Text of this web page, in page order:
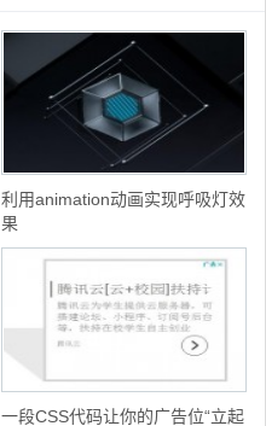
利用animation动画实现呼吸灯效
果
一段CSS代码让你的广告位“立起